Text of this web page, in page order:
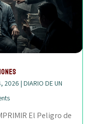
2026 | DIARIO DE UN
El Peligro de